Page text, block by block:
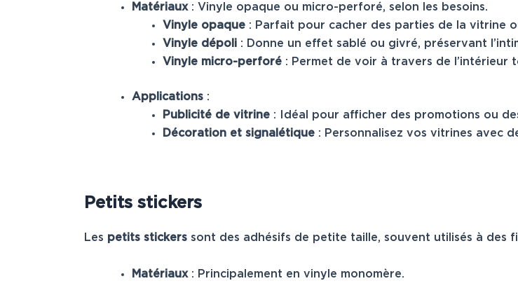
Matériaux: Vinyle opaque ou micro-perforé, selon les besoins.
Vinyle opaque : Parfait pour cacher des parties de la vitrine
Vinyle dépoli : Donne un effet sablé ou givré, préservant
Vinyle micro-perforé : Permet de voir à travers de l’intérieur
Applications :
Publicité de vitrine : Idéal pour afficher des promotions ou
Décoration et signalétique : Personnalisez vos vitrines avec
Petits stickers
Les petits stickers sont des adhésifs de petite taille, souvent utilisés à des
Matériaux: Principalement en vinyle monomère.